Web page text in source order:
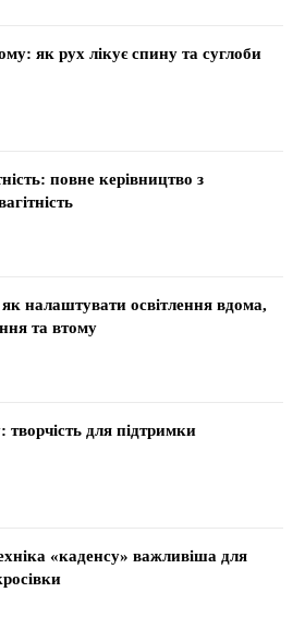
як рух лікує спину та суглоби
повне керівництво з
як налаштувати освітлення вдома,
та втому
творчість для підтримки
«каденсу» важливіша для